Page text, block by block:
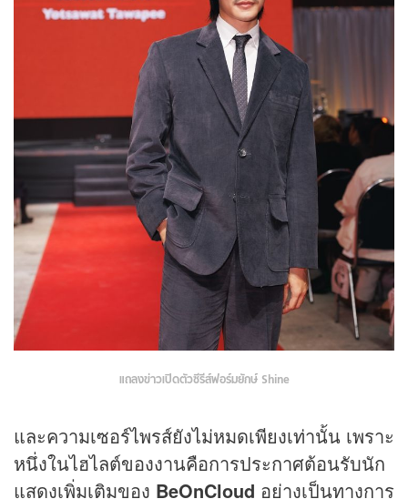
แถลงข่าวเปิดตัวซีรีส์ฟอร์มยักษ์ Shine
และความเซอร์ไพรส์ยังไม่หมดเพียงเท่านั้น เพราะ
หนึ่งในไฮไลต์ของงานคือการประกาศต้อนรับนัก
แสดงเพิ่มเติมของ BeOnCloud อย่างเป็นทางการ